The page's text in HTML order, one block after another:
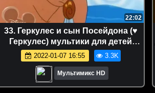
22:02
33. Геркулес и сын Посейдона (♥
Геркулес) мультики для детей
мультсериалы disney дісней
дисней
2022-01-07 16:55 3.3K
Мультимикс HD